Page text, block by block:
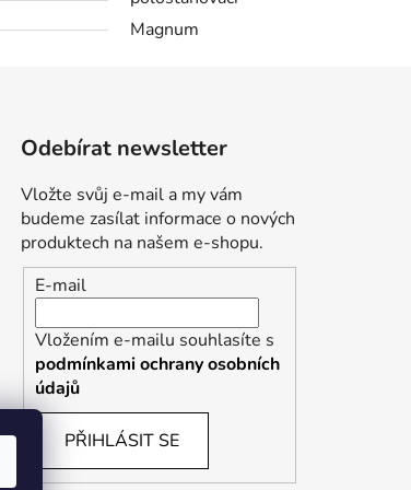
Magnum
Odebírat newsletter
Vložte svůj e-mail a my vám
budeme zasílat informace o nových
produktech na našem e-shopu.
E-mail
Vložením e-mailu souhlasíte s
podmínkami ochrany osobních
údajů
PŘIHLÁSIT SE